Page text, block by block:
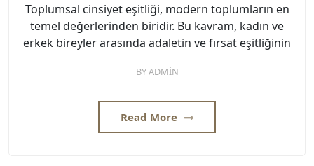
Toplumsal cinsiyet eşitliği, modern toplumların en
temel değerlerinden biridir. Bu kavram, kadın ve
erkek bireyler arasında adaletin ve fırsat eşitliğinin
BYADMIN
Read More